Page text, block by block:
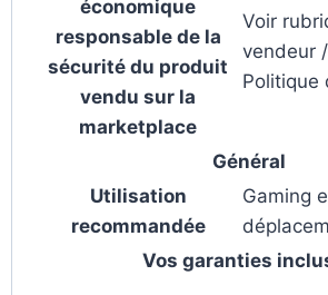
économique
responsable de la
sécurité du produit
vendu sur la
marketplace
Voir
vendeur
Politique
Général
Utilisation
recommandée
Gaming
Vos garanties